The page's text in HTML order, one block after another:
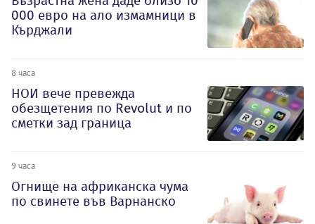
000 евро на ало измамници в
Кърджали
8 часа
НОИ вече превежда
обезщетения по Revolut и по
сметки зад граница
9 часа
Огнище на африканска чума
по свинете във Варнанско